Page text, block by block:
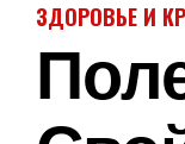
ЗДОРОВЬЕ И